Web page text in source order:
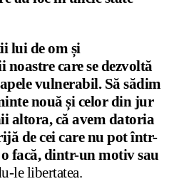
lui de om și
care se dezvoltă
vulnerabil. Să sădim
nouă și celor din jur
altora, că avem datoria
de cei care nu pot într-
facă, dintr-un motiv sau
le libertatea.